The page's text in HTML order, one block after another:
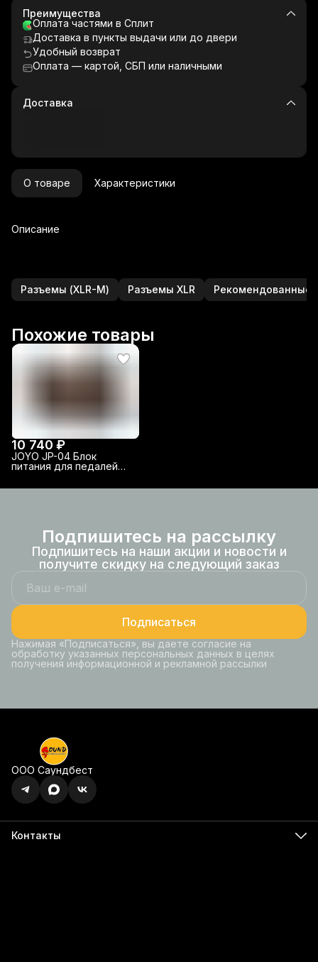
Преимущества
Оплата частями в Сплит
Доставка в пункты выдачи или до двери
Удобный возврат
Оплата — картой, СБП или наличными
Доставка
О товаре Характеристики
Описание
Разъемы (XLR-M) Разъемы XLR Рекомендованные
Похожие товары
10 740 ₽
JOYO JP-04 Блок
питания для педалей
Подпишитесь на рассылку
Подпишитесь на наши акции и новости и
получите скидку на следующий заказ
Подписаться
Нажимая «Подписаться», вы даете согласие на
обработку указанных персональных данных в целях
получения информационной и рекламной рассылки
ООО Саундбест
Контакты